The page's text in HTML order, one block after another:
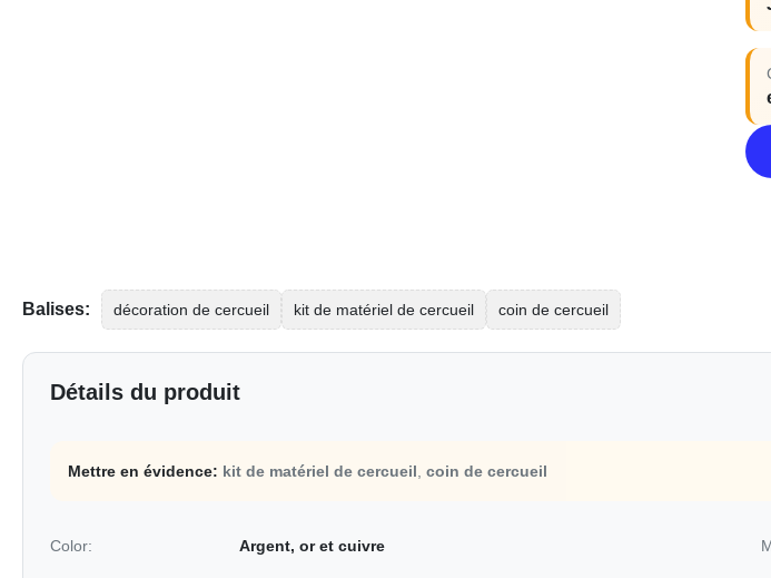
Balises: décoration de cercueil kit de matériel de cercueil coin de cercueil
Détails du produit
Mettre en évidence: kit de matériel de cercueil coin de cercueil
Color: Argent, or et cuivre